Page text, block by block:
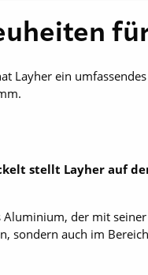
Layher ein
stellt Layher auf
der mit
sondern auch im